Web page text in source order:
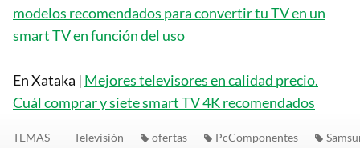
modelos recomendados para convertir tu TV en un
smart TV en función del uso
En Xataka | Mejores televisores en calidad precio.
Cuál comprar y siete smart TV 4K recomendados
TEMAS Televisión ofertas PcComponentes